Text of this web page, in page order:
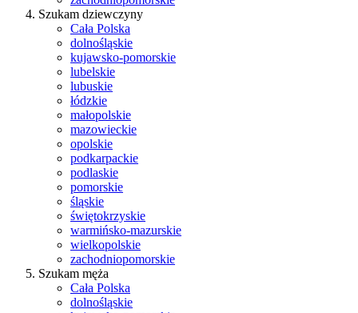
Szukam dziewczyny
Cała Polska
dolnośląskie
kujawsko-pomorskie
lubelskie
lubuskie
łódzkie
małopolskie
mazowieckie
opolskie
podkarpackie
podlaskie
pomorskie
śląskie
świętokrzyskie
warmińsko-mazurskie
wielkopolskie
zachodniopomorskie
Szukam męża
Cała Polska
dolnośląskie